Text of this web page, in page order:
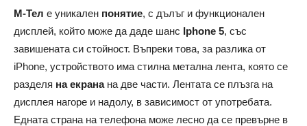
М-Тел е уникален понятие, с дълъг и функционален
дисплей, който може да даде шанс Iphone 5, със
завишената си стойност. Въпреки това, за разлика от
iPhone, устройството има стилна метална лента, която се
разделя на екранана две части. Лентата се плъзга на
дисплея нагоре и надолу, в зависимост от употребата.
Едната страна на телефона може лесно да се превърне в